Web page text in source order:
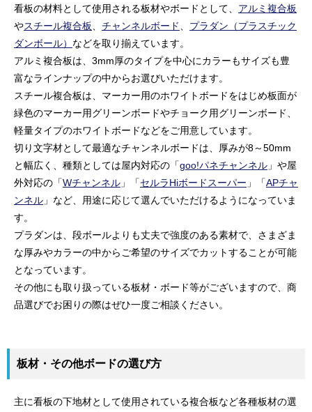
看板の材料として使用される板材やボードとして、 アルミ複合板
やスチール複合板 チャンネルボード
プラダン（プラスチック
ダンボール） などを取り揃えています。
アルミ複合板は、3mm厚のタイプを中心にカラーもサイズも豊
富なラインナップの中からお選びいただけます。
スチール複合板は、マーカー用のホワイトボードをはじめ板面が
緑色のマーカー用グリーンボードやチョーク用グリーンボード、
軽量タイプのホワイトボードなどをご用意しています。
切り文字材として最適なチャンネルボードは、厚みが8～50mm
と幅広く、種類としては屋内対応の「goo!パネチャンネル 」や屋
外対応の「Wチャンネル 」「セルラHiボードスーパー 」「APチャ
ンネル 」など、用途に応じて選んでいただけるようになっていま
す。
プラダンは、段ボールよりも丈夫で強度のある素材で、さまざま
な厚みやカラーの中からご希望のサイズでカットすることが可能
となっています。
その他にも取り扱っている板材・ボード等がございますので、商
品選びでお困りの際はぜひ一度ご相談ください。
板材・その他ボードの選び方
主に看板の下地材として使用されている複合板など各種板材の選